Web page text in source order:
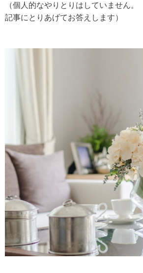
（個人的なやりとりはしていません。
記事にとりあげてお答えします）